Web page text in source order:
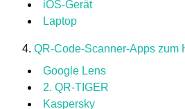
iOS-Gerät
Laptop
QR-Code-Scanner-Apps zum
Google Lens
2. QR-TIGER
Kaspersky